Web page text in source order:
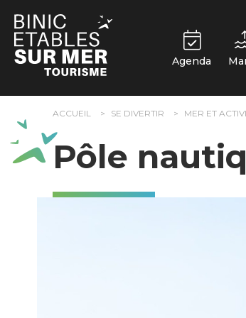
Agenda
ACCUEIL SE DIVERTIR MER ET
Pôle